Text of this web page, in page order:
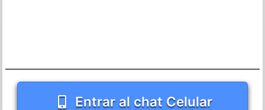
Entrar al chat Celular